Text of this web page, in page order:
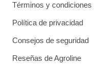
Términos y condiciones
Política de privacidad
Consejos de seguridad
Reseñas de Agroline